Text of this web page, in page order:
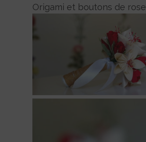
Origami et boutons de rose